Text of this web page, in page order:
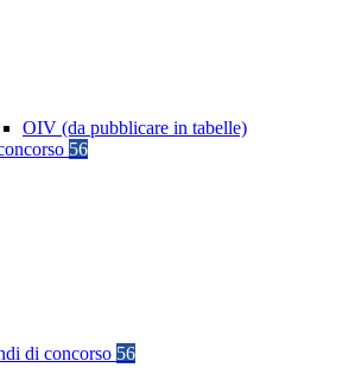
OIV (da pubblicare in tabelle)
56
di concorso 56